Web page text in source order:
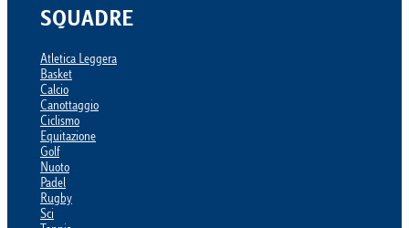
SQUADRE
Atletica Leggera
Basket
Calcio
Canottaggio
Ciclismo
Equitazione
Golf
Nuoto
Padel
Rugby
Sci